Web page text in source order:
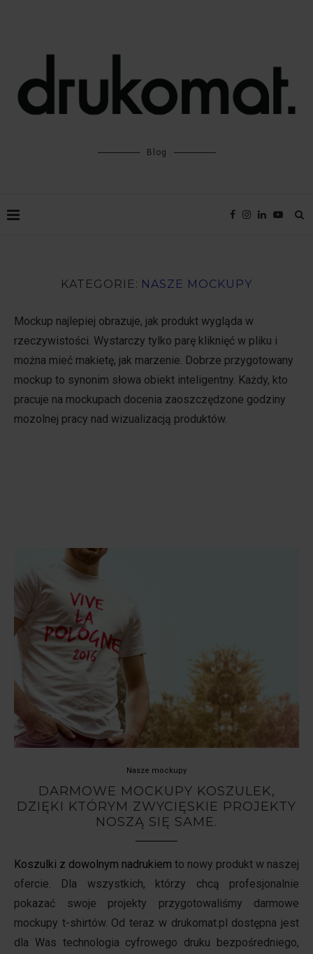
Blog
KATEGORIE: NASZE MOCKUPY
Mockup najlepiej obrazuje, jak produkt wygląda w
rzeczywistości. Wystarczy tylko parę kliknięć w pliku i
można mieć makietę, jak marzenie. Dobrze przygotowany
mockup to synonim słowa obiekt inteligentny. Każdy, kto
pracuje na mockupach docenia zaoszczędzone godziny
mozolnej pracy nad wizualizacją produktów.
Nasze mockupy
DARMOWE MOCKUPY KOSZULEK,
DZIĘKI KTÓRYM ZWYCIĘSKIE PROJEKTY
NOSZĄ SIĘ SAME.
Koszulki z dowolnym nadrukiem to nowy produkt w naszej
ofercie. Dla wszystkich, którzy chcą profesjonalnie
pokazać swoje projekty przygotowaliśmy darmowe
mockupy t-shirtów. Od teraz w drukomat.pl dostępna jest
dla Was technologia cyfrowego druku bezpośredniego,